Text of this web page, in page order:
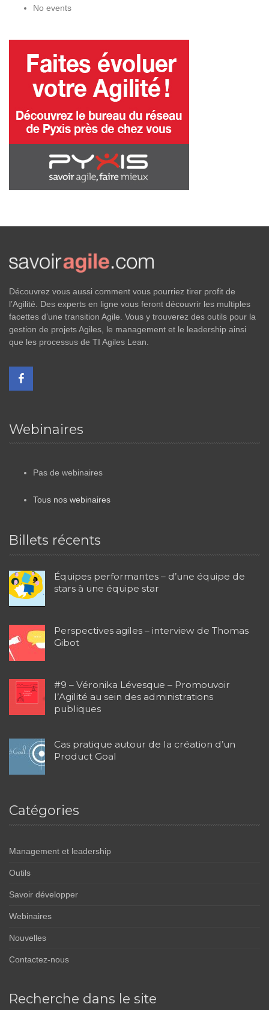
No events
Découvrez vous aussi comment vous pourriez tirer profit de
l’Agilité. Des experts en ligne vous feront découvrir les multiples
facettes d’une transition Agile. Vous y trouverez des outils pour la
gestion de projets Agiles, le management et le leadership ainsi
que les processus de TI Agiles Lean.
Webinaires
Pas de webinaires
Tous nos webinaires
Billets récents
Équipes performantes – d’une équipe de
stars à une équipe star
Perspectives agiles – interview de Thomas
Gibot
#9 – Véronika Lévesque – Promouvoir
l’Agilité au sein des administrations
publiques
Cas pratique autour de la création d’un
Product Goal
Catégories
Management et leadership
Outils
Savoir développer
Webinaires
Nouvelles
Contactez-nous
Recherche dans le site